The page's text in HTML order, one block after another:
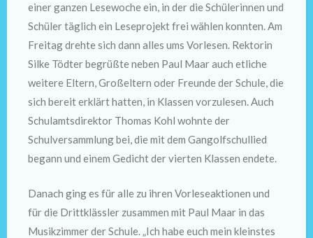
einer ganzen Lesewoche ein, in der die Schülerinnen und
Schüler täglich ein Leseprojekt frei wählen konnten. Am
Freitag drehte sich dann alles ums Vorlesen. Rektorin
Silke Tödter begrüßte neben Paul Maar auch etliche
weitere Eltern, Großeltern oder Freunde der Schule, die
sich bereit erklärt hatten, in Klassen vorzulesen. Auch
Schulamtsdirektor Thomas Kohl wohnte der
Schulversammlung bei, die mit dem Gangolfschullied
begann und einem Gedicht der vierten Klassen endete.
Danach ging es für alle zu ihren Vorleseaktionen und
für die Drittklässler zusammen mit Paul Maar in das
Musikzimmer der Schule. „Ich habe euch mein kleinstes